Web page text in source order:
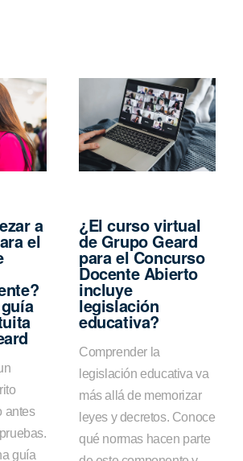
a
el
antes
guía
¿El curso virtual
de Grupo Geard
para el Concurso
Docente Abierto
incluye
legislación
educativa?
Comprender la
legislación educativa va
más allá de memorizar
leyes y decretos. Conoce
qué normas hacen parte